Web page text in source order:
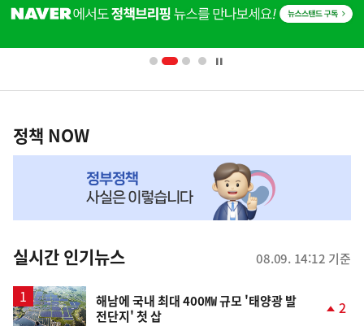
단
영
책
NOW,
뉴
스
정책 NOW
실시간 인기뉴스 08.09. 14:12 기준
해남에 국내 최대 400㎿ 규모 '태양광 발
전단지' 첫 삽
2